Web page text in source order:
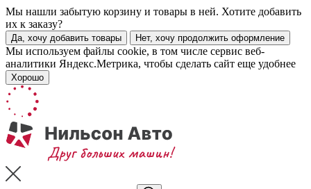
Мы нашли забытую корзину и товары в ней. Хотите добавить
их к заказу?
Да, хочу добавить товары Нет, хочу продолжить оформление
Мы используем файлы cookie, в том числе сервис веб-
аналитики Яндекс.Метрика, чтобы сделать сайт еще удобнее
Хорошо